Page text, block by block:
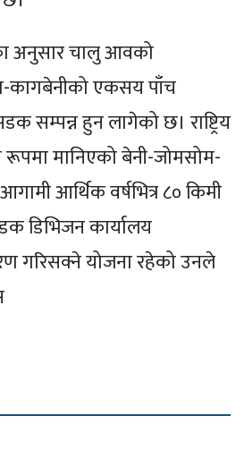
अनुसार चालु आवको
कागबेनीको एकसय पाँच
सम्पन्न हुन लागेको छ। राष्ट्रिय
मानिएको बेनी-जोमसोम-
आर्थिक वर्षभित्र ८० किमी
डिभिजन कार्यालय
गरिसक्ने योजना रहेको उनले